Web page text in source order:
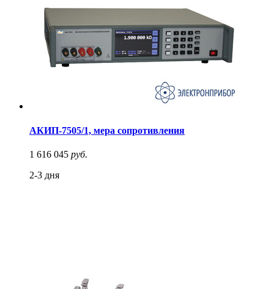
АКИП-7505/1, мера сопротивления
1 616 045 руб.
2-3 дня